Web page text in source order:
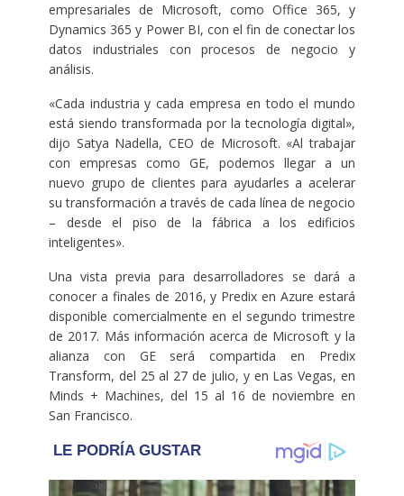
empresariales de Microsoft, como Office 365, y
Dynamics 365 y Power BI, con el fin de conectar los
datos industriales con procesos de negocio y
análisis.
«Cada industria y cada empresa en todo el mundo
está siendo transformada por la tecnología digital»,
dijo Satya Nadella, CEO de Microsoft. «Al trabajar
con empresas como GE, podemos llegar a un
nuevo grupo de clientes para ayudarles a acelerar
su transformación a través de cada línea de negocio
– desde el piso de la fábrica a los edificios
inteligentes».
Una vista previa para desarrolladores se dará a
conocer a finales de 2016, y Predix en Azure estará
disponible comercialmente en el segundo trimestre
de 2017. Más información acerca de Microsoft y la
alianza con GE será compartida en Predix
Transform, del 25 al 27 de julio, y en Las Vegas, en
Minds + Machines, del 15 al 16 de noviembre en
San Francisco.